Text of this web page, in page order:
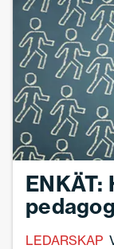
kvalitet,
ENKÄT:
LEDARSKAP